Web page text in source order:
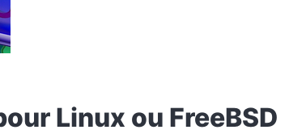
Linux ou FreeBSD